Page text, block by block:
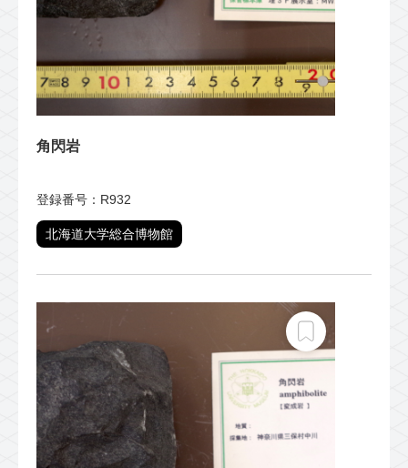
角閃岩
登録番号：R932
北海道大学総合博物館